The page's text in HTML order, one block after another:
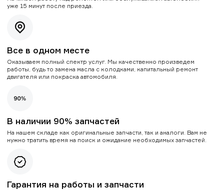
уже 15 минут после приезда.
Все в одном месте
Оказываем полный спектр услуг. Мы качественно произведем
работы, будь то замена масла с колодками, капитальный ремонт
двигателя или покраска автомобиля.
В наличии 90% запчастей
На нашем складе как оригинальные запчасти, так и аналоги. Вам не
нужно тратить время на поиск и ожидание необходимых запчастей.
Гарантия на работы и запчасти